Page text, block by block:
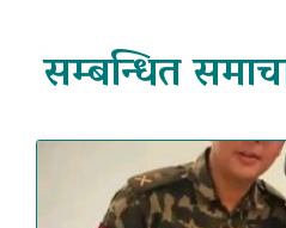
सम्बन्धित